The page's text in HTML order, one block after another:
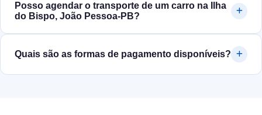
Posso agendar o transporte de um carro na Ilha
do Bispo, João Pessoa‑PB?
Quais são as formas de pagamento disponíveis?